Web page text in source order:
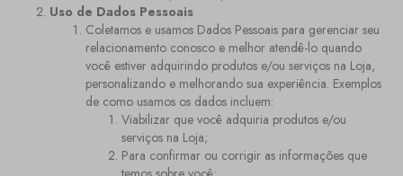
Uso de Dados Pessoais
Coletamos e usamos Dados Pessoais para gerenciar seu
relacionamento conosco e melhor atendê-lo quando
você estiver adquirindo produtos e/ou serviços na Loja,
personalizando e melhorando sua experiência. Exemplos
de como usamos os dados incluem:
Viabilizar que você adquiria produtos e/ou
serviços na Loja;
Para confirmar ou corrigir as informações que